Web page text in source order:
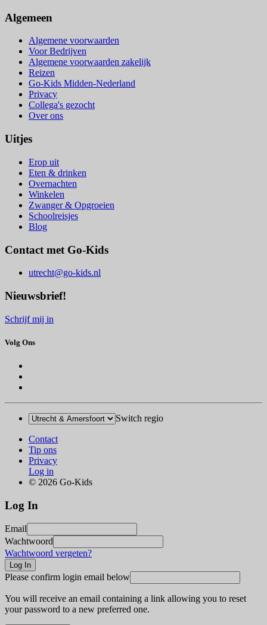
Algemeen
Algemene voorwaarden
Voor Bedrijven
Algemene voorwaarden zakelijk
Reizen
Go-Kids Midden-Nederland
Privacy
Collega's gezocht
Over ons
Uitjes
Erop uit
Eten & drinken
Overnachten
Winkelen
Zwanger & Opgroeien
Schoolreisjes
Blog
Contact met Go-Kids
utrecht@go-kids.nl
Nieuwsbrief!
Schrijf mij in
Volg Ons
Switch regio
Contact
Tip ons
Privacy
Log in
© 2026 Go-Kids
Log In
Email
Wachtwoord
Wachtwoord vergeten?
Please confirm login email below
You will receive an email containing a link allowing you to reset
your password to a new preferred one.